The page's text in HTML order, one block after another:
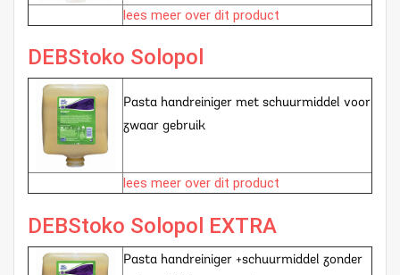
lees meer over dit product
DEBStoko Solopol
Pasta handreiniger met schuurmiddel voor
zwaar gebruik
lees meer over dit product
DEBStoko Solopol EXTRA
Pasta handreiniger +schuurmiddel zonder